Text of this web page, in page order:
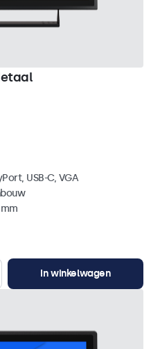
USB-C, VGA
In winkelwagen